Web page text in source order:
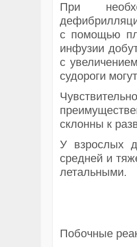
При
с помощью
инфузии
с
судороги
склонны к
У взрослых
средней и
летальными.
Побочные